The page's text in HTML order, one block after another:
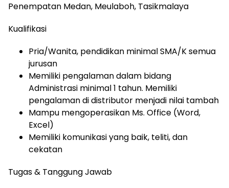
Penempatan Medan, Meulaboh, Tasikmalaya
Kualifikasi
Pria/Wanita, pendidikan minimal SMA/K semua
jurusan
Memiliki pengalaman dalam bidang
Administrasi minimal 1 tahun. Memiliki
pengalaman di distributor menjadi nilai tambah
Mampu mengoperasikan Ms. Office (Word,
Excel)
Memiliki komunikasi yang baik, teliti, dan
cekatan
Tugas & Tanggung Jawab